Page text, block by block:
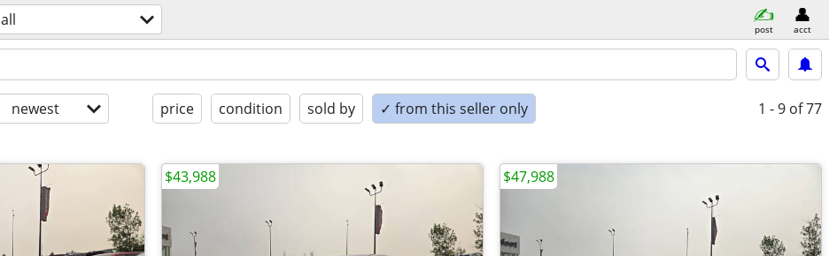
all post acct
newest price condition sold by ✓ from this seller only 1 - 9 of 77
$43,988 $47,988